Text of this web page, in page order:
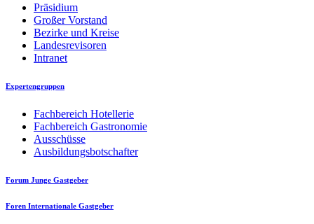
Präsidium
Großer Vorstand
Bezirke und Kreise
Landesrevisoren
Intranet
Expertengruppen
Fachbereich Hotellerie
Fachbereich Gastronomie
Ausschüsse
Ausbildungsbotschafter
Forum Junge Gastgeber
Foren Internationale Gastgeber